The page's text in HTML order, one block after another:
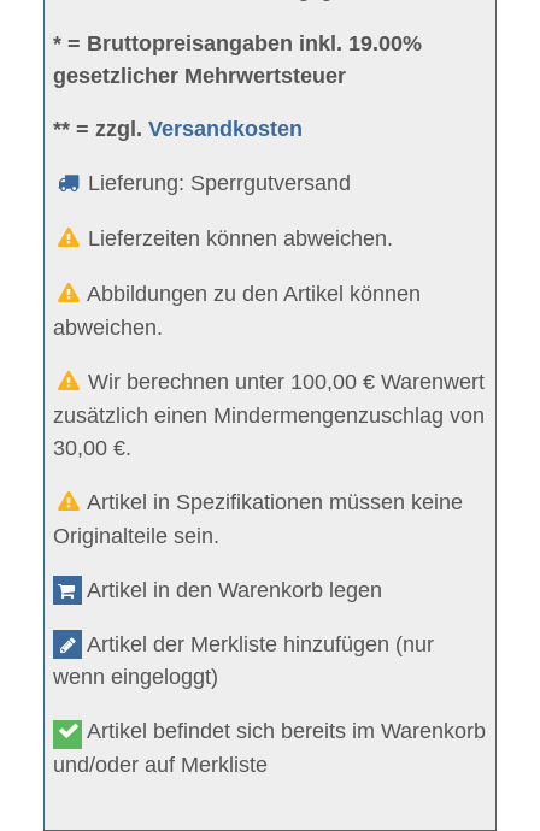
* = Bruttopreisangaben inkl. 19.00%
gesetzlicher Mehrwertsteuer
** = zzgl.Versandkosten
Lieferung: Sperrgutversand
Lieferzeiten können abweichen.
Abbildungen zu den Artikel können
abweichen.
Wir berechnen unter 100,00 € Warenwert
zusätzlich einen Mindermengenzuschlag von
30,00 €.
Artikel in Spezifikationen müssen keine
Originalteile sein.
Artikel in den Warenkorb legen
Artikel der Merkliste hinzufügen (nur
wenn eingeloggt)
Artikel befindet sich bereits im Warenkorb
und/oder auf Merkliste